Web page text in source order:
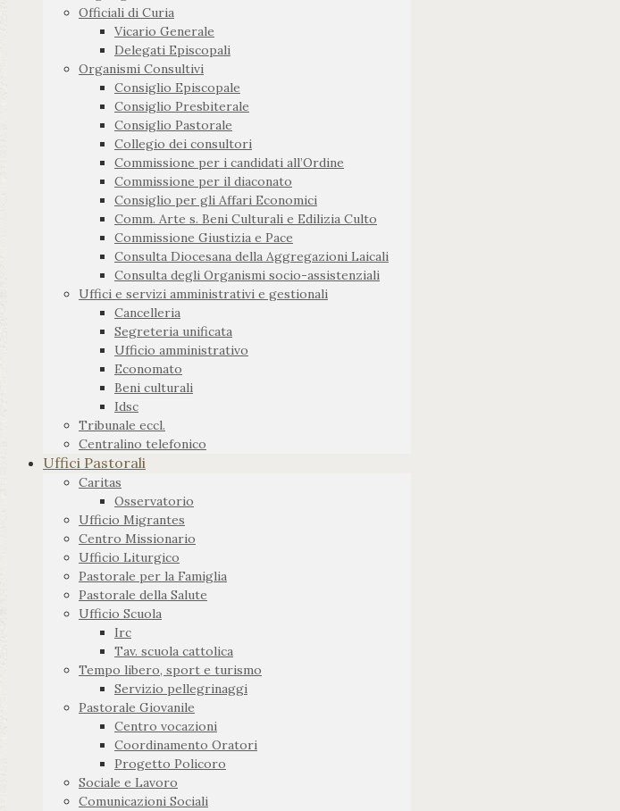
Officiali di Curia
Vicario Generale
Delegati Episcopali
Organismi Consultivi
Consiglio Episcopale
Consiglio Presbiterale
Consiglio Pastorale
Collegio dei consultori
Commissione per i candidati all’Ordine
Commissione per il diaconato
Consiglio per gli Affari Economici
Comm. Arte s. Beni Culturali e Edilizia Culto
Commissione Giustizia e Pace
Consulta Diocesana della Aggregazioni Laicali
Consulta degli Organismi socio-assistenziali
Uffici e servizi amministrativi e gestionali
Cancelleria
Segreteria unificata
Ufficio amministrativo
Economato
Beni culturali
Idsc
Tribunale eccl.
Centralino telefonico
Uffici Pastorali
Caritas
Osservatorio
Ufficio Migrantes
Centro Missionario
Ufficio Liturgico
Pastorale per la Famiglia
Pastorale della Salute
Ufficio Scuola
Irc
Tav. scuola cattolica
Tempo libero, sport e turismo
Servizio pellegrinaggi
Pastorale Giovanile
Centro vocazioni
Coordinamento Oratori
Progetto Policoro
Sociale e Lavoro
Comunicazioni Sociali